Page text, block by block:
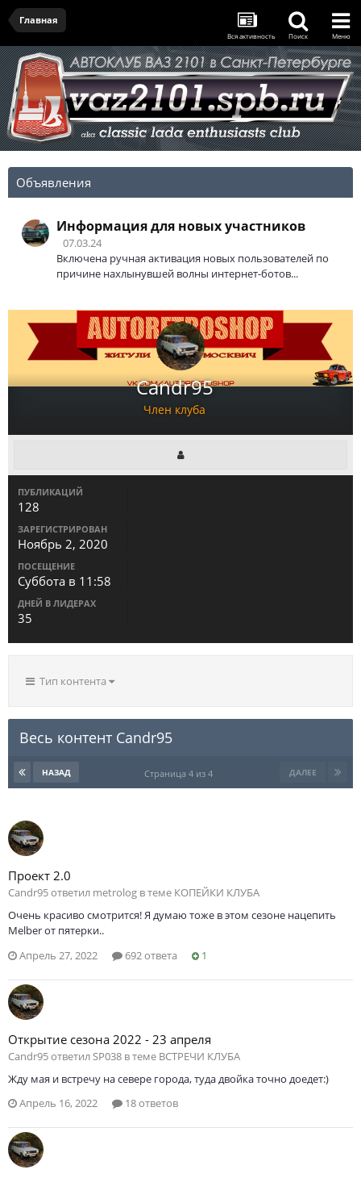
Главная
Вся активность Поиск Меню
Объявления
Информация для новых участников
07.03.24
Включена ручная активация новых пользователей по
причине нахлынувшей волны интернет-ботов...
Саndr95
Член клуба
ПУБЛИКАЦИЙ
128
ЗАРЕГИСТРИРОВАН
Ноябрь 2, 2020
ПОСЕЩЕНИЕ
Суббота в 11:58
ДНЕЙ В ЛИДЕРАХ
35
Тип контента
Весь контент Саndr95
НАЗАД ДАЛЕЕ
Страница 4 из 4
Проект 2.0
Саndr95 ответил metrolog в теме КОПЕЙКИ КЛУБА
Очень красиво смотрится! Я думаю тоже в этом сезоне нацепить
Melber от пятерки..
Апрель 27, 2022
692 ответа 1
Открытие сезона 2022 - 23 апреля
Саndr95 ответил SP038 в теме ВСТРЕЧИ КЛУБА
Жду мая и встречу на севере города, туда двойка точно доедет:)
Апрель 16, 2022
18 ответов